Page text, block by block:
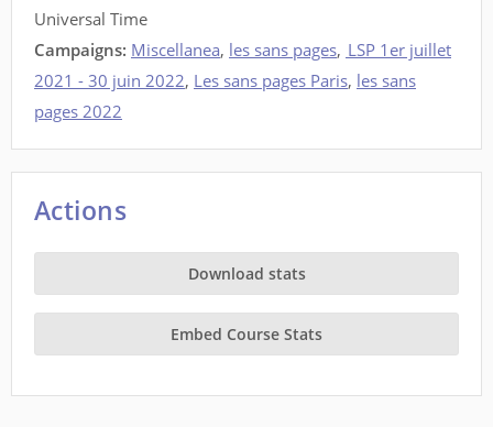
Universal Time
Campaigns: Miscellanea, les sans pages, LSP 1er juillet
2021 - 30 juin 2022, Les sans pages Paris, les sans
pages 2022
Actions
Download stats
Embed Course Stats